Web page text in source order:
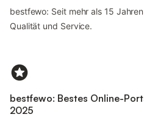
bestfewo: Seit mehr als 15
Qualität und Service.
bestfewo: Bestes Online-
2025